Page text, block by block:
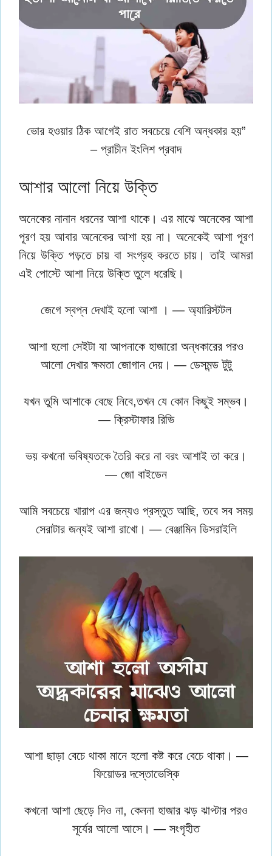
ভোর হওয়ার ঠিক আগেই রাত সবচেয়ে বেশি অন্ধকার হয়”
– প্রাচীন ইংলিশ প্রবাদ
আশার আলো নিয়ে উক্তি
অনেকের নানান ধরনের আশা থাকে। এর মাঝে অনেকের আশা
পূরণ হয় আবার অনেকের আশা হয় না। অনেকেই আশা পূরণ
নিয়ে উক্তি পড়তে চায় বা সংগ্রহ করতে চায়। তাই আমরা
এই পোস্টে আশা নিয়ে উক্তি তুলে ধরেছি।
জেগে স্বপ্ন দেখাই হলো আশা । — অ্যারিস্টটল
আশা হলো সেইটা যা আপনাকে হাজারো অন্ধকারের পরও
আলো দেখার ক্ষমতা জোগান দেয়। — ডেসমন্ড টুটু
যখন তুমি আশাকে বেছে নিবে,তখন যে কোন কিছুই সম্ভব।
— ক্রিস্টাফার রিভি
ভয় কখনো ভবিষ্যতকে তৈরি করে না বরং আশাই তা করে।
— জো বাইডেন
আমি সবচেয়ে খারাপ এর জন্যও প্রস্তুত আছি, তবে সব সময়
সেরাটার জন্যই আশা রাখো। — বেঞ্জামিন ডিসরাইলি
আশা ছাড়া বেচে থাকা মানে হলো কষ্ট করে বেচে থাকা। —
ফিয়োডর দস্তোভেস্কি
কখনো আশা ছেড়ে দিও না, কেননা হাজার ঝড় ঝাপ্টার পরও
সূর্যের আলো আসে। — সংগৃহীত